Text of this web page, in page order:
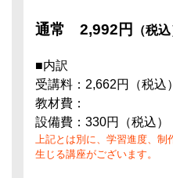
通常 2,992円 （税込
■内訳
受講料：2,662円（税込）
教材費：
設備費：330円（税込）
上記とは別に、学習進度、制
生じる講座がございます。